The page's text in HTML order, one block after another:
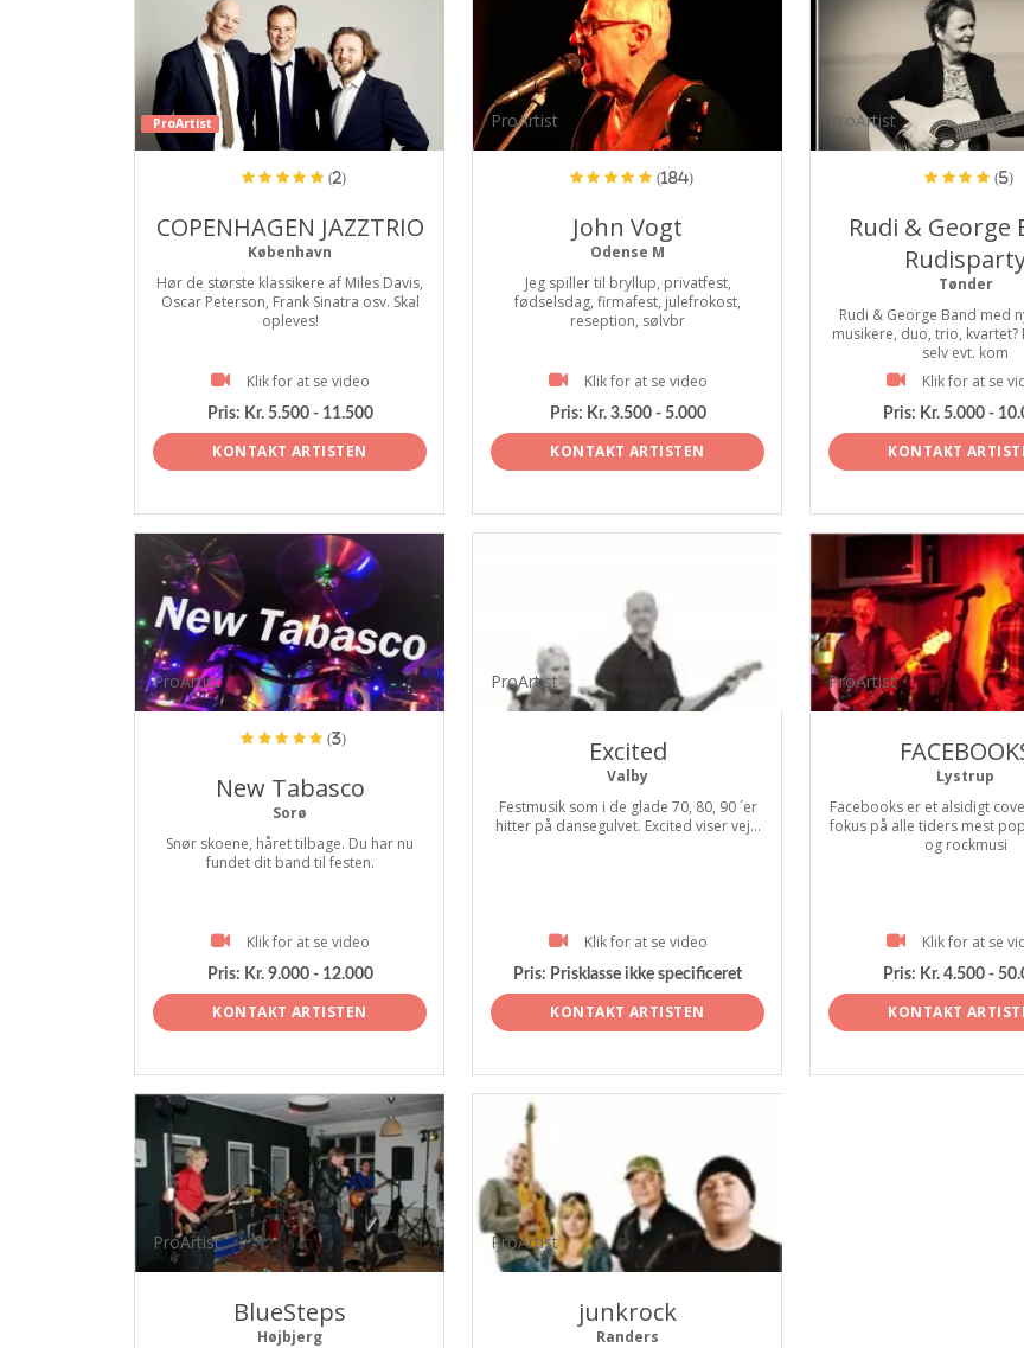
ProArtist
(2)
COPENHAGEN JAZZTRIO
København
Hør de største klassikere af Miles Davis,
Oscar Peterson, Frank Sinatra osv. Skal
opleves!
Klik for at se video
Pris: Kr. 5.500 - 11.500
KONTAKT ARTISTEN
ProArtist
(184)
John Vogt
Odense M
Jeg spiller til bryllup, privatfest,
fødselsdag, firmafest, julefrokost,
reseption, sølvbr
Klik for at se video
Pris: Kr. 3.500 - 5.000
KONTAKT ARTISTEN
ProArtist
(5)
Rudi & George
Tønder
Rudi & George Band med
musikere, duo, trio,
selv evt. kom
Klik for at se
Pris: Kr. 5.000 -
KONTAKT
ProArtist
(3)
New Tabasco
Sorø
Snør skoene, håret tilbage. Du har nu
fundet dit band til festen.
Klik for at se video
Pris: Kr. 9.000 - 12.000
KONTAKT ARTISTEN
ProArtist
Excited
Valby
Festmusik som i de glade 70, 80, 90 ´er
hitter på dansegulvet. Excited viser vej...
Klik for at se video
Pris: Prisklasse ikke specificeret
KONTAKT ARTISTEN
ProArtist
Lystrup
Facebooks er et alsidigt
fokus på alle tiders mest
og rockmusi
Klik for at se
Pris: Kr. 4.500 -
KONTAKT
ProArtist
BlueSteps
Højbjerg
ProArtist
junkrock
Randers